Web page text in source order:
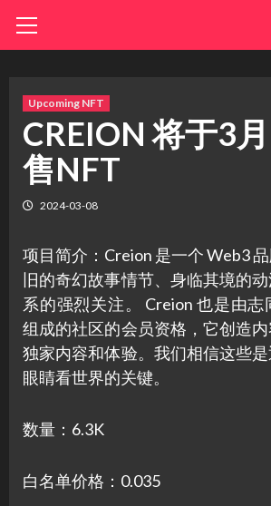
Menu
Upcoming NFT
CREION 将于3
售NFT
2024-03-08
项目简介：Creion 是一个 Web3
旧的奇幻故事情节、身临其境的
系的强烈关注。 Creion 也是由
组成的社区的会员资格，它创造
独家内容和体验。我们相信这些
眼睛看世界的关键。
数量：6.3K
白名单价格：0.035